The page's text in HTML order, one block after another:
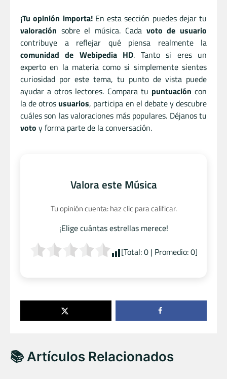
¡Tu opinión importa!En esta sección puedes dejar tu
valoración sobre el música. Cada voto de usuario
contribuye a reflejar qué piensa realmente la
comunidad de Webipedia HD. Tanto si eres un
experto en la materia como si simplemente sientes
curiosidad por este tema, tu punto de vista puede
ayudar a otros lectores. Compara tu puntuación con
la de otros usuarios, participa en el debate y descubre
cuáles son las valoraciones más populares. Déjanos tu
voto y forma parte de la conversación.
Valora este Música
Tu opinión cuenta: haz clic para calificar.
¡Elige cuántas estrellas merece!
[Total:0| Promedio:0]
📚 Artículos Relacionados